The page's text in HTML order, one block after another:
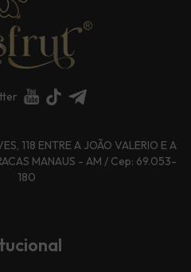
118 ENTRE A JOÃO VALERIO E A
MANAUS - AM / Cep: 69.053-
180